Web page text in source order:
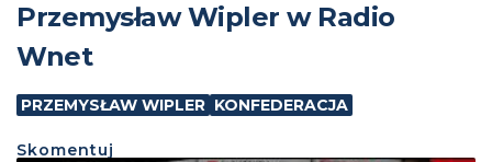
Przemysław Wipler w Radio
Wnet
PRZEMYSŁAW WIPLER KONFEDERACJA
Skomentuj